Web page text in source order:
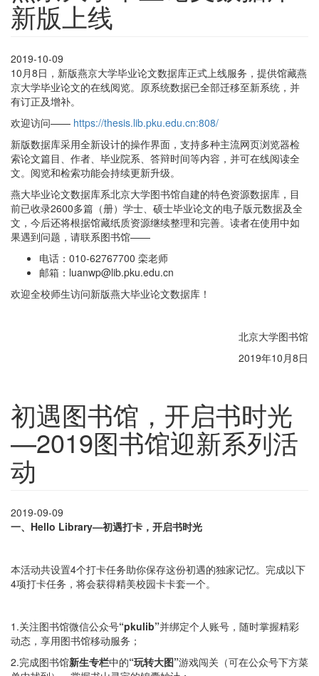
新版上线
2019-10-09
10月8日，新版燕京大学毕业论文数据库正式上线服务，提供馆藏燕
京大学毕业论文的在线阅览。原系统数据已全部迁移至新系统，并
有订正及增补。
欢迎访问—— https://thesis.lib.pku.edu.cn:808/
新版数据库采用全新设计的操作界面，支持多种主流网页浏览器检
索论文篇目、作者、毕业院系、答辩时间等内容，并可在线阅读全
文。阅览和检索功能会持续更新升级。
燕大毕业论文数据库系北京大学图书馆自建的特色资源数据库，目
前已收录2600多篇（册）学士、硕士毕业论文的电子版元数据及全
文，今后还将根据馆藏纸质资源继续整理和完善。读者在使用中如
果遇到问题，请联系图书馆——
电话：010-62767700 栾老师
邮箱：luanwp@lib.pku.edu.cn
欢迎全校师生访问新版燕大毕业论文数据库！
北京大学图书馆
2019年10月8日
初遇图书馆，开启书时光
—2019图书馆迎新系列活
动
2019-09-09
一、Hello Library—初遇打卡，开启书时光
本活动共设置4个打卡任务助你保存这份初遇的独家记忆。完成以下
4项打卡任务，将会获得精美校园卡卡套一个。
1.关注图书馆微信公众号“pkulib”并绑定个人账号，随时掌握精彩
动态，享用图书馆移动服务；
2.完成图书馆新生专栏中的“玩转大图”游戏闯关（可在公众号下方菜